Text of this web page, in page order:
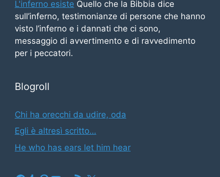
L'inferno esiste Quello che la Bibbia dice
sull’inferno, testimonianze di persone che hanno
visto l’inferno e i dannati che ci sono,
messaggio di avvertimento e di ravvedimento
per i peccatori.
Blogroll
Chi ha orecchi da udire, oda
Egli è altresì scritto…
He who has ears let him hear